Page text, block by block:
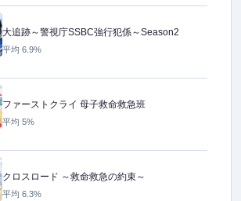
大追跡～警視庁SSBC強行犯係～Season2
平均 6.9%
ファーストクライ 母子救命救急班
平均 5%
クロスロード ～救命救急の約束～
平均 6.3%